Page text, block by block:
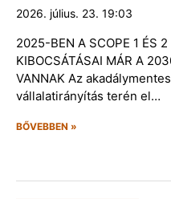
2026. július. 23. 19:03
2025-BEN A SCOPE 1 ÉS 2
KIBOCSÁTÁSAI MÁR A
VANNAK Az
vállalatirányítás terén el…
BŐVEBBEN »